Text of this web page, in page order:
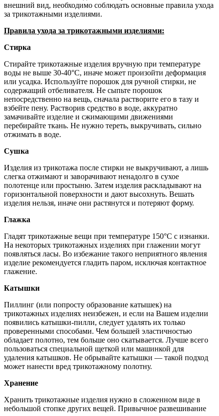
внешний вид, необходимо соблюдать основные правила ухода
за трикотажными изделиями.
Правила ухода за трикотажными изделиями:
Стирка
Стирайте трикотажные изделия вручную при температуре
воды не выше 30-40°С, иначе может произойти деформация
или усадка. Используйте порошок для ручной стирки, не
содержащий отбеливателя. Не сыпьте порошок
непосредственно на вещь, сначала растворите его в тазу и
взбейте пену. Растворив средство в воде, аккуратно
замачивайте изделие и сжимающими движениями
перебирайте ткань. Не нужно тереть, выкручивать, сильно
отжимать в воде.
Сушка
Изделия из трикотажа после стирки не выкручивают, а лишь
слегка отжимают и заворачивают ненадолго в сухое
полотенце или простыню. Затем изделия раскладывают на
горизонтальной поверхности и дают высохнуть. Вешать
изделия нельзя, иначе они растянутся и потеряют форму.
Глажка
Гладят трикотажные вещи при температуре 150°С с изнанки.
На некоторых трикотажных изделиях при глажении могут
появляться ласы. Во избежание такого неприятного явления
изделие рекомендуется гладить паром, исключая контактное
глажение.
Катышки
Пиллинг (или попросту образование катышек) на
трикотажных изделиях неизбежен, и если на Вашем изделии
появились катышки-пилли, следует удалять их только
проверенными способами. Чем большей эластичностью
обладает полотно, тем больше оно скатывается. Лучше всего
пользоваться специальной щеткой или машинкой для
удаления катышков. Не обрывайте катышки — такой подход
может нанести вред трикотажному полотну.
Хранение
Хранить трикотажные изделия нужно в сложенном виде в
небольшой стопке других вещей. Привычное развешивание